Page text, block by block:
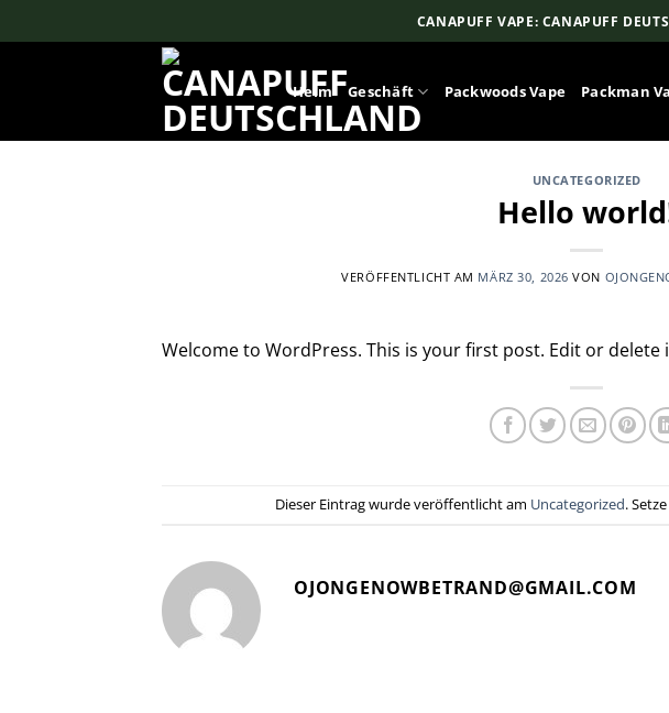
Inhalt
CANAPUFF VAPE: CANAPUFF
Heim Geschäft Packwoods Vape Packman
UNCATEGORIZED
Hello
VERÖFFENTLICHT AM MÄRZ 30, 2026 VON
Welcome to WordPress. This is your first post. Edit or
Dieser Eintrag wurde veröffentlicht am Uncategorized.
OJONGENOWBETRAND@GMAIL.COM